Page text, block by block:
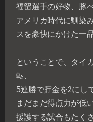
福留選手の好物、豚
アメリカ時代に馴染
スを豪快にかけた一
ということで、タイ
転、
5連勝で貯金を2にし
まだまだ得点力が低
援護する試合もたく